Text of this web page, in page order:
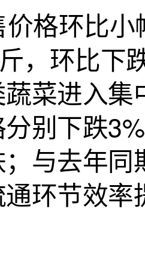
环比小
，环比下
菜进入
别下跌
与去年
环节效